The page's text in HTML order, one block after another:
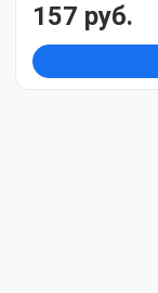
157 руб.